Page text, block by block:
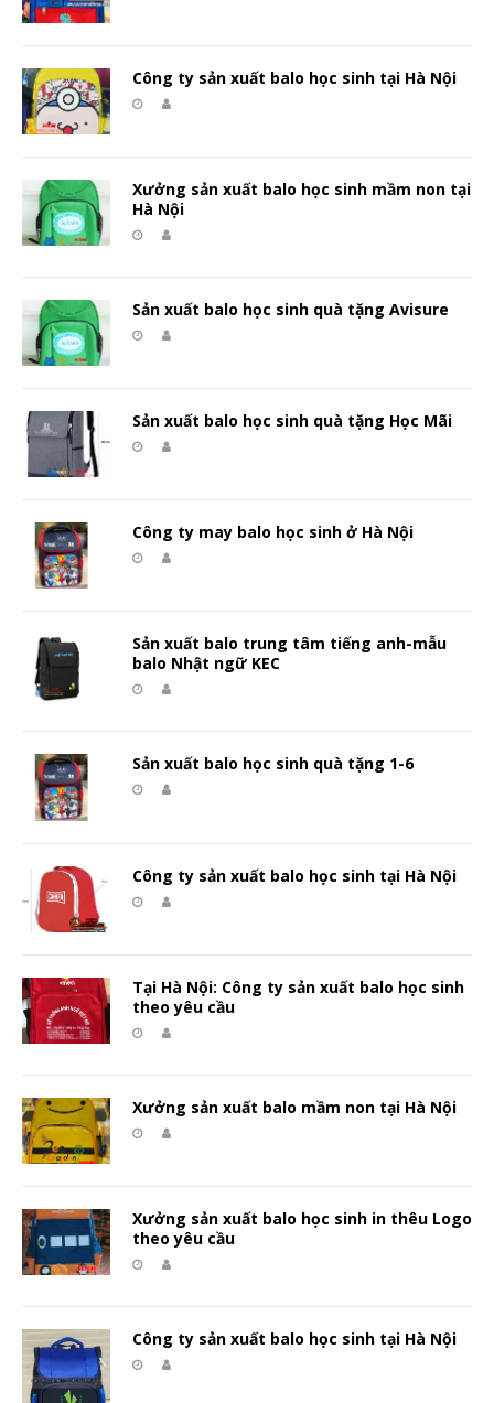
Công ty sản xuất balo học sinh tại Hà Nội
Xưởng sản xuất balo học sinh mầm non tại
Hà Nội
Sản xuất balo học sinh quà tặng Avisure
Sản xuất balo học sinh quà tặng Học Mãi
Công ty may balo học sinh ở Hà Nội
Sản xuất balo trung tâm tiếng anh-mẫu
balo Nhật ngữ KEC
Sản xuất balo học sinh quà tặng 1-6
Công ty sản xuất balo học sinh tại Hà Nội
Tại Hà Nội: Công ty sản xuất balo học sinh
theo yêu cầu
Xưởng sản xuất balo mầm non tại Hà Nội
Xưởng sản xuất balo học sinh in thêu Logo
theo yêu cầu
Công ty sản xuất balo học sinh tại Hà Nội